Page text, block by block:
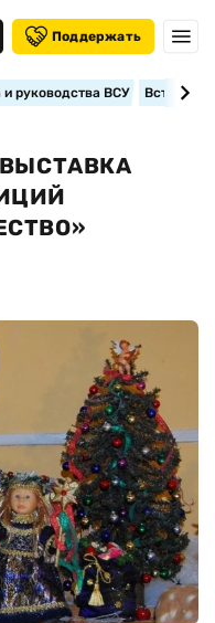
Поддержать
и руководства ВСУ